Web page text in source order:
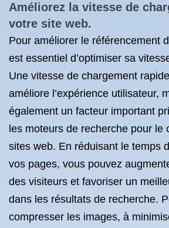
Améliorez la vitesse de
votre site web.
Pour améliorer le référencement
est essentiel d’optimiser sa
Une vitesse de chargement
améliore l’expérience utilisateur,
également un facteur important
les moteurs de recherche pour le
sites web. En réduisant le temps
vos pages, vous pouvez
des visiteurs et favoriser un
dans les résultats de recherche.
compresser les images, à